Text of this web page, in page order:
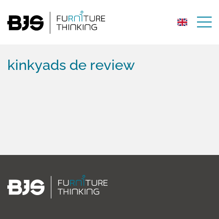
kinkyads de review